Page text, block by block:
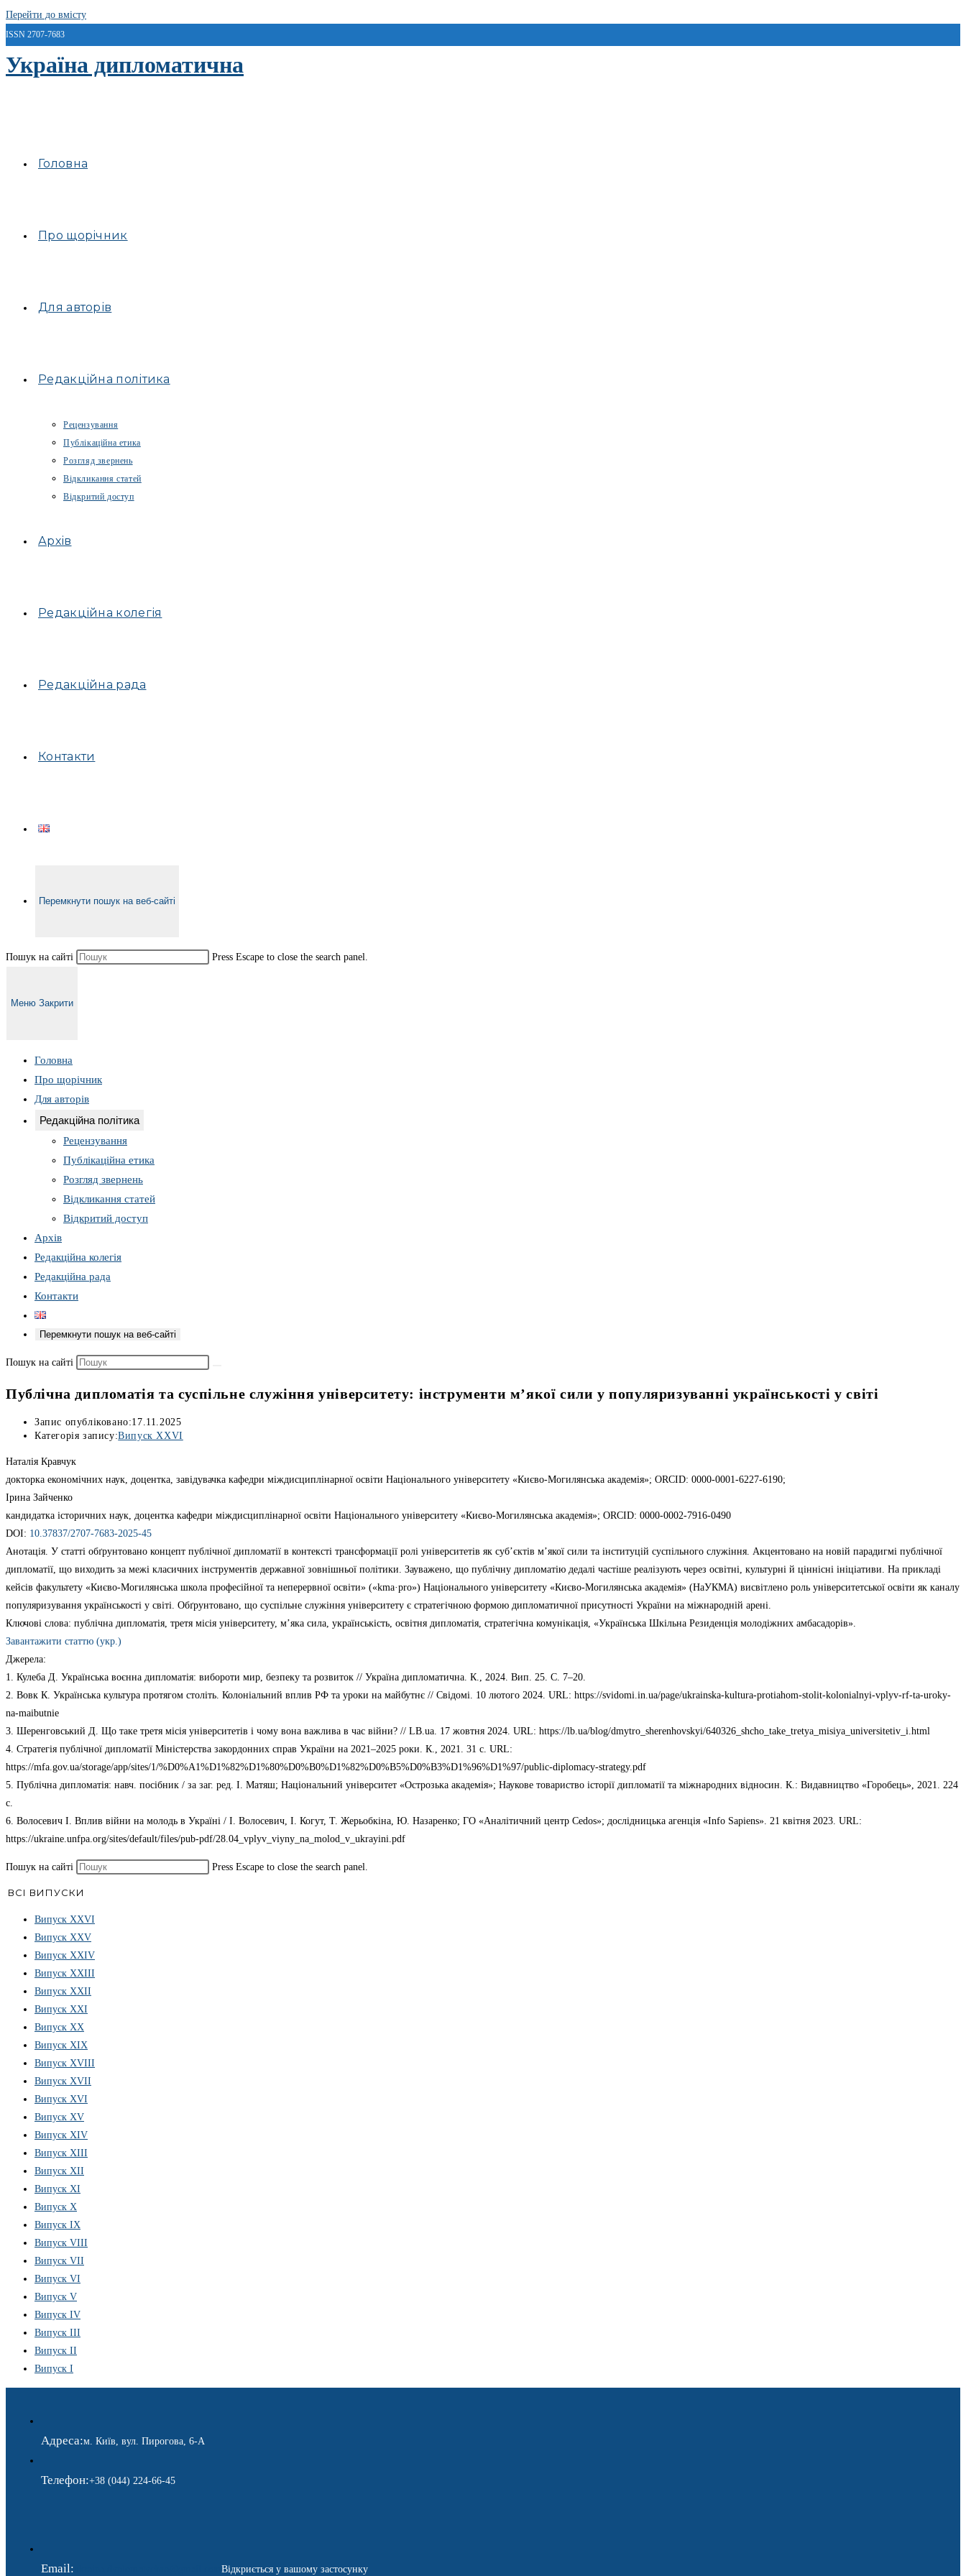
Перейти до вмісту
ISSN 2707-7683
Україна дипломатична
Головна
Про щорічник
Для авторів
Редакційна політика
Рецензування
Публікаційна етика
Розгляд звернень
Відкликання статей
Відкритий доступ
Архів
Редакційна колегія
Редакційна рада
Контакти
Перемкнути пошук на веб-сайті
Пошук на сайті Press Escape to close the search panel.
Меню Закрити
Головна
Про щорічник
Для авторів
Редакційна політика
Рецензування
Публікаційна етика
Розгляд звернень
Відкликання статей
Відкритий доступ
Архів
Редакційна колегія
Редакційна рада
Контакти
Перемкнути пошук на веб-сайті
Пошук на сайті
Публічна дипломатія та суспільне служіння університету: інструменти м’якої сили у популяризуванні українськості у світі
Запис опубліковано:17.11.2025
Категорія запису:Випуск ХХVІ
Наталія Кравчук
докторка економічних наук, доцентка, завідувачка кафедри міждисциплінарної освіти Національного університету «Києво-Могилянська академія»; ORCID: 0000-0001-6227-6190;
Ірина Зайченко
кандидатка історичних наук, доцентка кафедри міждисциплінарної освіти Національного університету «Києво-Могилянська академія»; ORCID: 0000-0002-7916-0490
DOI: 10.37837/2707-7683-2025-45
Анотація. У статті обґрунтовано концепт публічної дипломатії в контексті трансформації ролі університетів як суб’єктів м’якої сили та інституцій суспільного служіння. Акцентовано на новій парадигмі публічної
дипломатії, що виходить за межі класичних інструментів державної зовнішньої політики. Зауважено, що публічну дипломатію дедалі частіше реалізують через освітні, культурні й ціннісні ініціативи. На прикладі
кейсів факультету «Києво-Могилянська школа професійної та неперервної освіти» («kma·pro») Національного університету «Києво-Могилянська академія» (НаУКМА) висвітлено роль університетської освіти як каналу
популяризування українськості у світі. Обґрунтовано, що суспільне служіння університету є стратегічною формою дипломатичної присутності України на міжнародній арені.
Ключові слова: публічна дипломатія, третя місія університету, м’яка сила, українськість, освітня дипломатія, стратегічна комунікація, «Українська Шкільна Резиденція молодіжних амбасадорів».
Завантажити статтю (укр.)
Джерела:
1. Кулеба Д. Українська воєнна дипломатія: вибороти мир, безпеку та розвиток // Україна дипломатична. К., 2024. Вип. 25. С. 7–20.
2. Вовк К. Українська культура протягом століть. Колоніальний вплив РФ та уроки на майбутнє // Свідомі. 10 лютого 2024. URL: https://svidomi.in.ua/page/ukrainska-kultura-protiahom-stolit-kolonialnyi-vplyv-rf-ta-uroky-
na-maibutnie
3. Шеренговський Д. Що таке третя місія університетів і чому вона важлива в час війни? // LB.ua. 17 жовтня 2024. URL: https://lb.ua/blog/dmytro_sherenhovskyi/640326_shcho_take_tretya_misiya_universitetiv_i.html
4. Стратегія публічної дипломатії Міністерства закордонних справ України на 2021–2025 роки. К., 2021. 31 с. URL:
https://mfa.gov.ua/storage/app/sites/1/%D0%A1%D1%82%D1%80%D0%B0%D1%82%D0%B5%D0%B3%D1%96%D1%97/public-diplomacy-strategy.pdf
5. Публічна дипломатія: навч. посібник / за заг. ред. І. Матяш; Національний університет «Острозька академія»; Наукове товариство історії дипломатії та міжнародних відносин. К.: Видавництво «Горобець», 2021. 224
с.
6. Волосевич І. Вплив війни на молодь в Україні / І. Волосевич, І. Когут, Т. Жерьобкіна, Ю. Назаренко; ГО «Аналітичний центр Cedos»; дослідницька агенція «Info Sapiens». 21 квітня 2023. URL:
https://ukraine.unfpa.org/sites/default/files/pub-pdf/28.04_vplyv_viyny_na_molod_v_ukrayini.pdf
Пошук на сайті Press Escape to close the search panel.
ВСІ ВИПУСКИ
Випуск ХХVІ
Випуск XXV
Випуск XXIV
Випуск XXIII
Випуск XXII
Випуск XXI
Випуск XX
Випуск XIX
Випуск XVIII
Випуск XVII
Випуск XVI
Випуск XV
Випуск XIV
Випуск XIII
Випуск XII
Випуск XI
Випуск X
Випуск IX
Випуск VIII
Випуск VII
Випуск VI
Випуск V
Випуск IV
Випуск III
Випуск II
Випуск I
Адреса:м. Київ, вул. Пирогова, 6-А
Телефон:+38 (044) 224-66-45
Email: Відкриється у вашому застосунку